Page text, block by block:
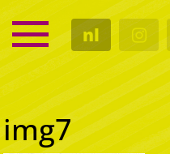
nl
KALENDER
CULTUUR
GASTRO
img7